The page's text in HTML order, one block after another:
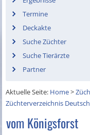
Termine
Deckakte
Suche Züchter
Suche Tierärzte
Partner
Aktuelle Seite: Home>
Züchterverzeichnis
vom Königsforst